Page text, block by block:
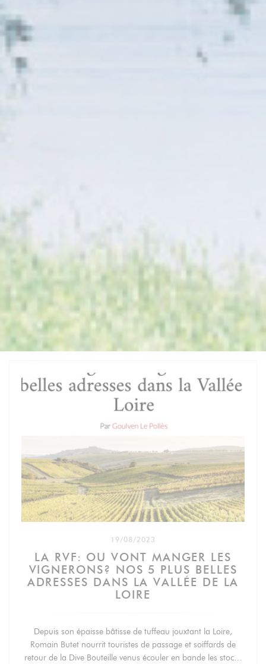
19/08/2023
LA RVF: OU VONT MANGER LES
VIGNERONS? NOS 5 PLUS BELLES
ADRESSES DANS LA VALLÉE DE LA
LOIRE
Depuis son épaisse bâtisse de tuffeau jouxtant la Loire,
Romain Butet nourrit touristes de passage et soiffards de
retour de la Dive Bouteille venus écouler en bande les stocks